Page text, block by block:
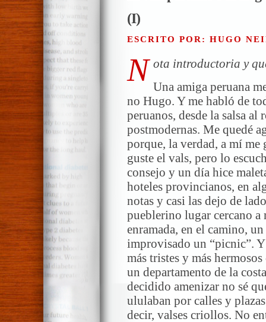
ESCRITO POR: HUGO
N ota introductoria y
Una amiga peruana
no Hugo. Y me habló de
peruanos, desde la salsa al
postmodernas. Me quedé
porque, la verdad, a mí me
guste el vals, pero lo
consejo y un día hice
hoteles provincianos, en
notas y casi las dejo de
pueblerino lugar cercano
enramada, en el camino,
improvisado un “picnic”. Y
más tristes y más
un departamento de la
decidido amenizar no sé
ululaban por calles y
decir, valses criollos. No